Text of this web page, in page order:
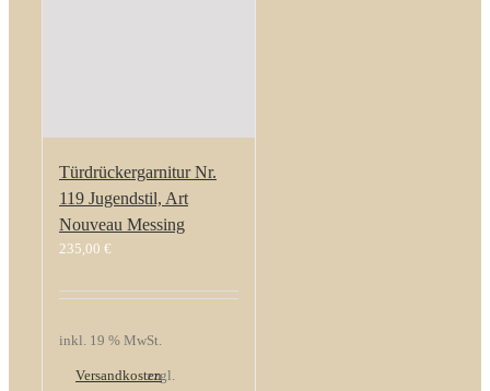
Türdrückergarnitur Nr.
119 Jugendstil, Art
Nouveau Messing
235,00 €
inkl. 19 % MwSt.
zzgl.
Versandkosten